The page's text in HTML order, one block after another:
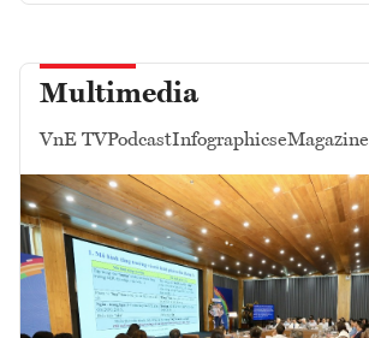
Multimedia
VnE TVPodcastInfographicseMagazine